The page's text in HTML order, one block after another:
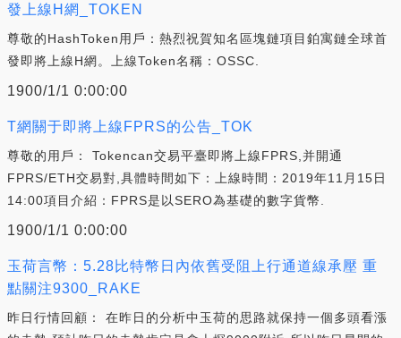
發上線H網_TOKEN
尊敬的HashToken用戶：熱烈祝賀知名區塊鏈項目鉑寓鏈全球首
發即將上線H網。上線Token名稱：OSSC.
1900/1/1 0:00:00
T網關于即將上線FPRS的公告_TOK
尊敬的用戶： Tokencan交易平臺即將上線FPRS,并開通
FPRS/ETH交易對,具體時間如下：上線時間：2019年11月15日
14:00項目介紹：FPRS是以SERO為基礎的數字貨幣.
1900/1/1 0:00:00
玉荷言幣：5.28比特幣日內依舊受阻上行通道線承壓 重
點關注9300_RAKE
昨日行情回顧： 在昨日的分析中玉荷的思路就保持一個多頭看漲